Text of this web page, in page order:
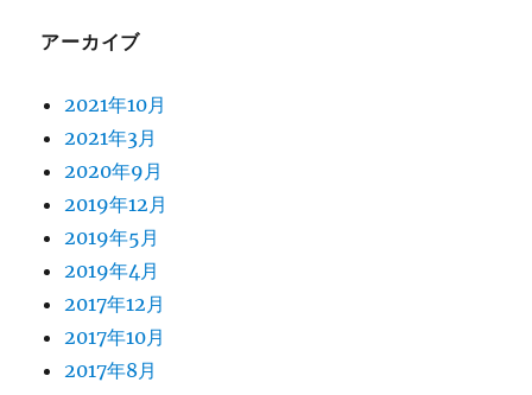
アーカイブ
2021年10月
2021年3月
2020年9月
2019年12月
2019年5月
2019年4月
2017年12月
2017年10月
2017年8月